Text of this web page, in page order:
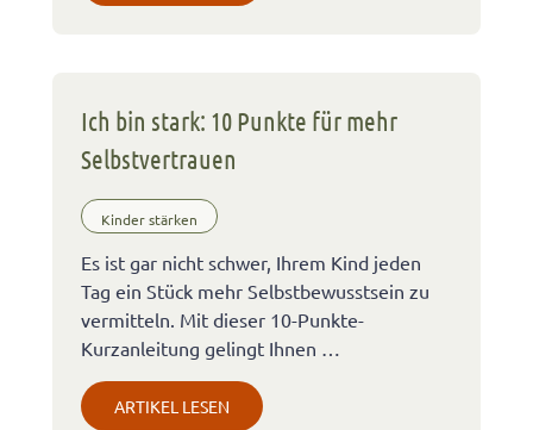
Ich bin stark: 10 Punkte für mehr
Selbstvertrauen
Kinder stärken
Es ist gar nicht schwer, Ihrem Kind jeden
Tag ein Stück mehr Selbstbewusstsein zu
vermitteln. Mit dieser 10-Punkte-
Kurzanleitung gelingt Ihnen …
ARTIKEL LESEN